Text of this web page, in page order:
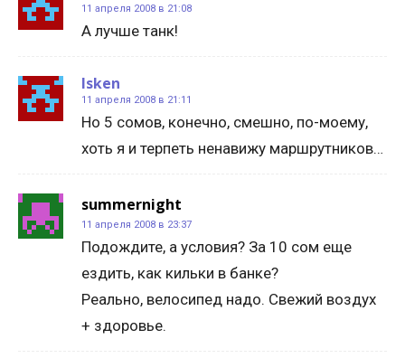
11 апреля 2008 в 21:08
А лучше танк!
Isken
11 апреля 2008 в 21:11
Но 5 сомов, конечно, смешно, по-моему,
хоть я и терпеть ненавижу маршрутников…
summernight
11 апреля 2008 в 23:37
Подождите, а условия? За 10 сом еще
ездить, как кильки в банке?
Реально, велосипед надо. Свежий воздух
+ здоровье.